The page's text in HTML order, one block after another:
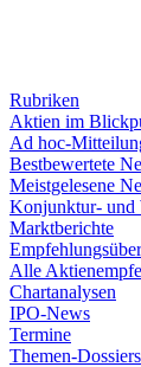
Rubriken
Aktien im
Ad hoc-
Bestbewertete
Meistgelesene
Konjunktur- und
Marktberichte
Alle
Chartanalysen
IPO-News
Termine
Themen-Dossiers